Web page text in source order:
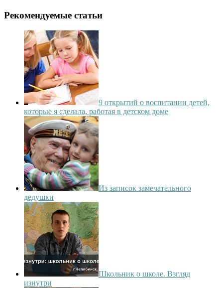
Рекомендуемые статьи
9 открытий о воспитании детей,
которые я сделала, работая в детском доме
Из записок замечательного
дедушки
Школьник о школе. Взгляд
изнутри